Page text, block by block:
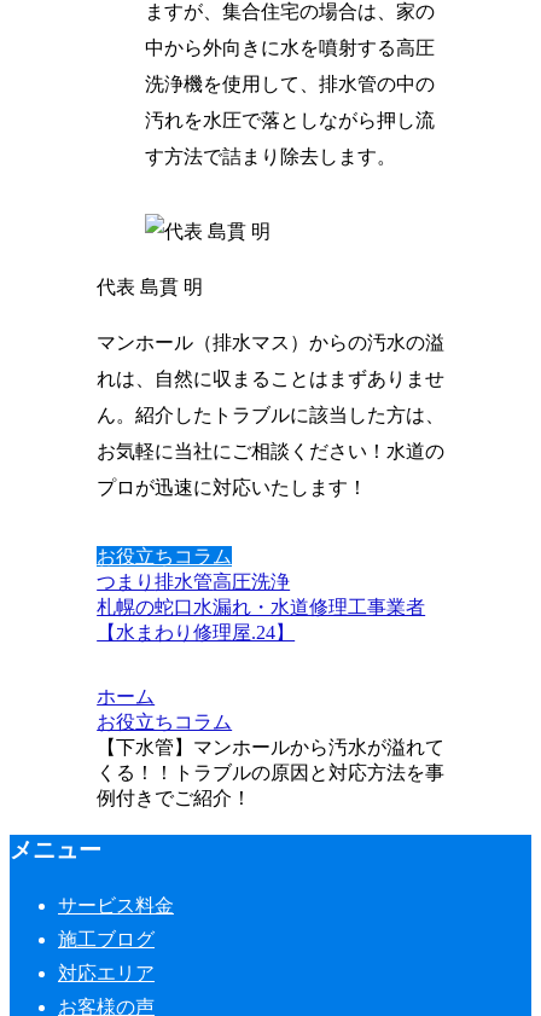
ますが、集合住宅の場合は、家の
中から外向きに水を噴射する高圧
洗浄機を使用して、排水管の中の
汚れを水圧で落としながら押し流
す方法で詰まり除去します。
代表 島貫 明
マンホール（排水マス）からの汚水の溢
れは、自然に収まることはまずありませ
ん。紹介したトラブルに該当した方は、
お気軽に当社にご相談ください！水道の
プロが迅速に対応いたします！
お役立ちコラム
つまり排水管高圧洗浄
札幌の蛇口水漏れ・水道修理工事業者
【水まわり修理屋.24】
ホーム
お役立ちコラム
【下水管】マンホールから汚水が溢れて
くる！！トラブルの原因と対応方法を事
例付きでご紹介！
メニュー
サービス料金
施工ブログ
対応エリア
お客様の声